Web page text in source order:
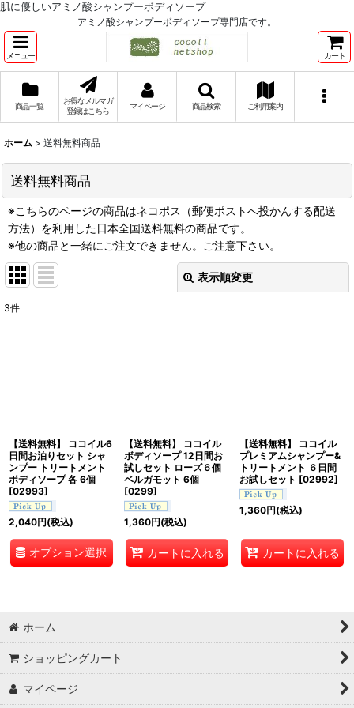
肌に優しいアミノ酸シャンプーボディソープ
アミノ酸シャンプーボディソープ専門店です。
メニュー カート
商品一覧
お得なメルマガ
登録はこちら
マイページ 商品検索 ご利用案内
ホーム > 送料無料商品
送料無料商品
※こちらのページの商品はネコポス（郵便ポストへ投かんする配送
方法）を利用した日本全国送料無料の商品です。
※他の商品と一緒にご注文できません。ご注意下さい。
表示順変更
3件
【送料無料】 ココイル6
日間お泊りセット シャ
ンプー トリートメント
ボディソープ 各 6個
[02993]
2,040円(税込)
オプション選択
【送料無料】 ココイル
ボディソープ 12日間お
試しセット ローズ６個
ベルガモット 6個
[0299]
1,360円(税込)
カートに入れる
【送料無料】 ココイル
プレミアムシャンプー&
トリートメント ６日間
お試しセット [02992]
1,360円(税込)
カートに入れる
ホーム
ショッピングカート
マイページ